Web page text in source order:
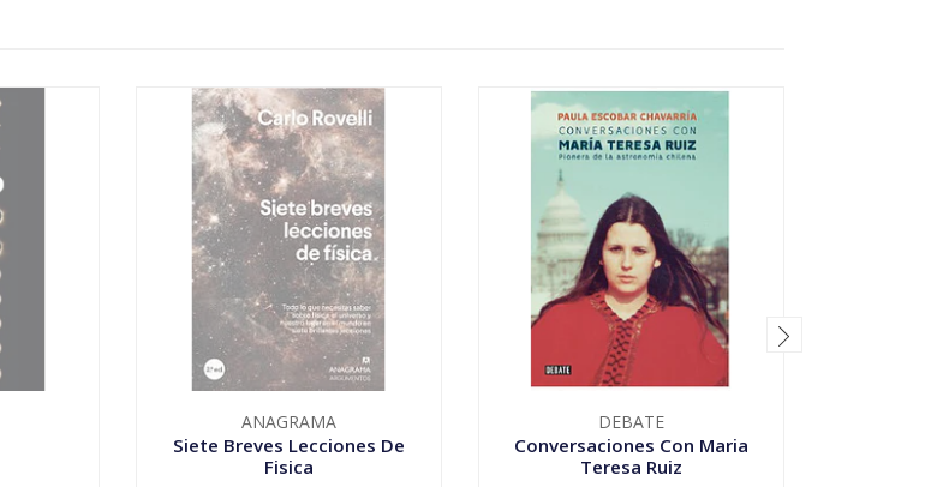
ANAGRAMA
Siete Breves Lecciones De
Fisica
DEBATE
Conversaciones Con Maria
Teresa Ruiz